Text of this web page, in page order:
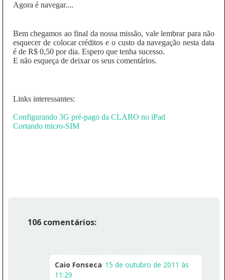
Agora é navegar....
Bem chegamos ao final da nossa missão, vale lembrar para não
esquecer de colocar créditos e o custo da navegação nesta data
é de R$ 0,50 por dia. Espero que tenha sucesso.
E não esqueça de deixar os seus comentários.
Links interessantes:
Configurando 3G pré-pago da CLARO no iPad
Cortando micro-SIM
106 comentários:
Caio Fonseca 15 de outubro de 2011 às
11:29